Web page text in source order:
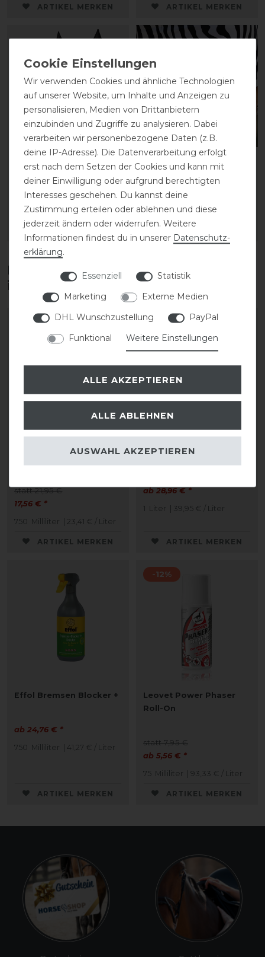
ARTIKEL MERKEN ARTIKEL MERKEN
29,95 € *
74,95 € *
Diese Produkte könnten dich auch
interessieren
-20%
statt 21,95 €
17,56 € *
750 Milliliter | 23,41 € / Liter
ARTIKEL MERKEN
für Mensch und Tier
ab 28,96 € *
1 Liter | 39,95 € / Liter
ARTIKEL MERKEN
Effol Bremsen Blocker +
ab 24,76 € *
750 Milliliter | 41,27 € / Liter
ARTIKEL MERKEN
-12%
Leovet Power Phaser
Roll-On
statt 7,95 €
ab 5,56 € *
75 Milliliter | 93,33 € / Liter
ARTIKEL MERKEN
Wir verwenden Cookies und ähnliche Technologien
auf unserer Website, um Inhalte und Anzeigen zu
personalisieren, Medien von Drittanbietern
einzubinden und Zugriffe zu analysieren. Dabei
verarbeiten wir personenbezogene Daten (z.B.
deine IP-Adresse). Die Datenverarbeitung erfolgt
erst nach dem Setzen der Cookies und kann mit
deiner Einwilligung oder aufgrund berechtigten
Interesses geschehen. Du kannst deine
Zustimmung erteilen oder ablehnen und diese
jederzeit ändern oder widerrufen. Weitere
Informationen findest du in unserer Daten­schutz­
erklärung.
Essenziell
Statistik
Marketing
Externe Medien
DHL Wunschzustellung
PayPal
Funktional
Weitere Einstellungen
ALLE AKZEPTIEREN
ALLE ABLEHNEN
AUSWAHL AKZEPTIEREN